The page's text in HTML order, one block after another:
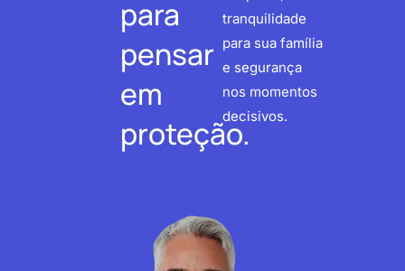
para
pensar
em
proteção.
tranquilidade
para sua família
e segurança
nos momentos
decisivos.